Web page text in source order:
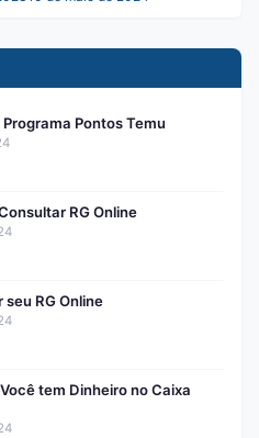
Pontos Temu
RG Online
RG Online
tem Dinheiro no Caixa